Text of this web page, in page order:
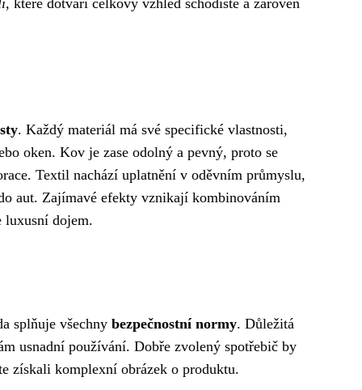
. Každý materiál má své specifické vlastnosti,
oken. Kov je zase odolný a pevný, proto se
Textil nachází uplatnění v oděvním průmyslu,
aut. Zajímavé efekty vznikají kombinováním
luxusní dojem.
splňuje všechny bezpečnostní normy. Důležitá
usnadní používání. Dobře zvolený spotřebič by
získali komplexní obrázek o produktu.